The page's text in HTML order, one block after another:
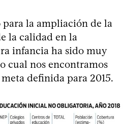
para la ampliación de la
la calidad en la
infancia ha sido muy
cual nos encontramos
definida para 2015.